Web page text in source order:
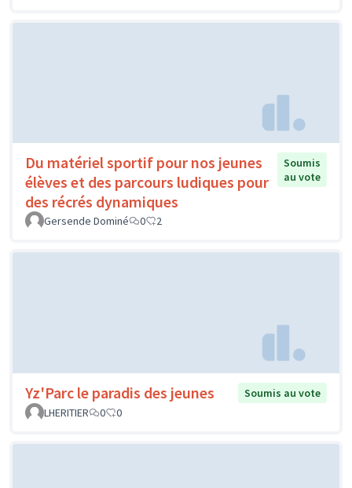
Du matériel sportif pour nos jeunes
élèves et des parcours ludiques pour
des récrés dynamiques
Soumis
au vote
Gersende Dominé 0 2
Yz'Parc le paradis des jeunes
Soumis au vote
LHERITIER
0 0